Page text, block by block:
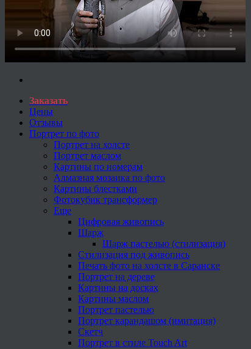
Заказать
Цены
Отзывы
Портрет по фото
Портрет на холсте
Портрет маслом
Картины по номерам
Алмазная мозаика по фото
Картины блестками
Фотокубик трансформер
Еще
Цифровая живопись
Шарж
Шарж пастелью (стилизация)
Стилизация под живопись
Печать фото на холсте в Саранске
Портрет на дереве
Картины на досках
Картины маслом
Портрет пастелью
Портрет карандашом (имитация)
Скетч
Портрет в стиле Touch Art